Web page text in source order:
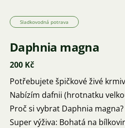
Sladkovodná potrava
Daphnia magna
200 Kč
Potřebujete špičkové živé
Nabízím dafnii (hrotnatku
Proč si vybrat Daphnia magna?
Super výživa: Bohatá na